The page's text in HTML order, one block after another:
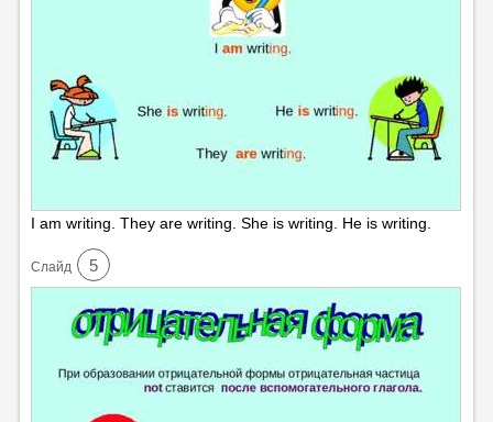
I am writing. They are writing. She is writing. He is writing.
Cлайд 5